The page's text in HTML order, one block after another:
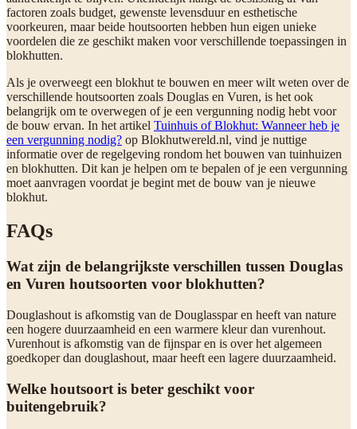
factoren zoals budget, gewenste levensduur en esthetische
voorkeuren, maar beide houtsoorten hebben hun eigen unieke
voordelen die ze geschikt maken voor verschillende toepassingen in
blokhutten.
Als je overweegt een blokhut te bouwen en meer wilt weten over de
verschillende houtsoorten zoals Douglas en Vuren, is het ook
belangrijk om te overwegen of je een vergunning nodig hebt voor
de bouw ervan. In het artikel Tuinhuis of Blokhut: Wanneer heb je
een vergunning nodig? op Blokhutwereld.nl, vind je nuttige
informatie over de regelgeving rondom het bouwen van tuinhuizen
en blokhutten. Dit kan je helpen om te bepalen of je een vergunning
moet aanvragen voordat je begint met de bouw van je nieuwe
blokhut.
FAQs
Wat zijn de belangrijkste verschillen tussen Douglas
en Vuren houtsoorten voor blokhutten?
Douglashout is afkomstig van de Douglasspar en heeft van nature
een hogere duurzaamheid en een warmere kleur dan vurenhout.
Vurenhout is afkomstig van de fijnspar en is over het algemeen
goedkoper dan douglashout, maar heeft een lagere duurzaamheid.
Welke houtsoort is beter geschikt voor
buitengebruik?